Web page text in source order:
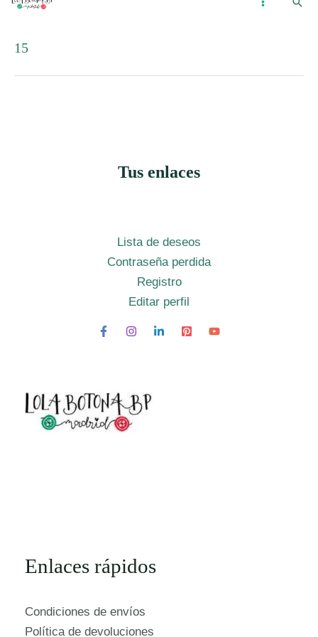
Ir
contenido
15
Tus enlaces
Lista de deseos
Contraseña perdida
Registro
Editar perfil
Enlaces rápidos
Condiciones de envíos
Política de devoluciones